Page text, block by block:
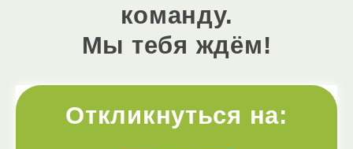
команду.
Мы тебя ждём!
Откликнуться на: